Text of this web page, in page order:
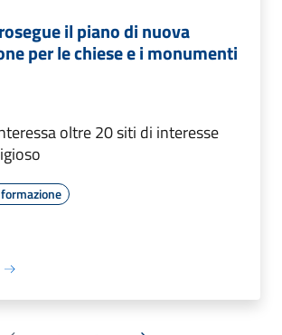
il piano di nuova
per le chiese e i monumenti
oltre 20 siti di interesse